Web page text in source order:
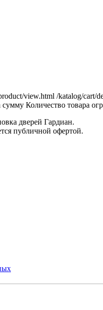
view.html /katalog/cart/
сумму Количество товара
дверей Гардиан.
публичной офертой.